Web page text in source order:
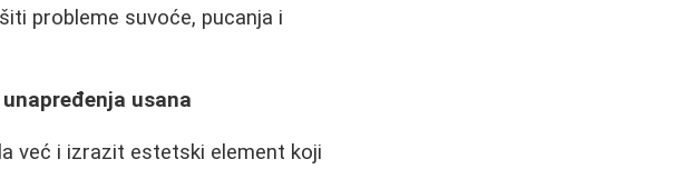
probleme suvoće, pucanja i
usana
već i izrazit estetski element koji